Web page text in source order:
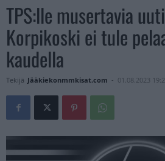
TPS:lle musertavia
Korpikoski ei tule
kaudella
Tekijä Jääkiekonmmkisat.com - 01.08.2023